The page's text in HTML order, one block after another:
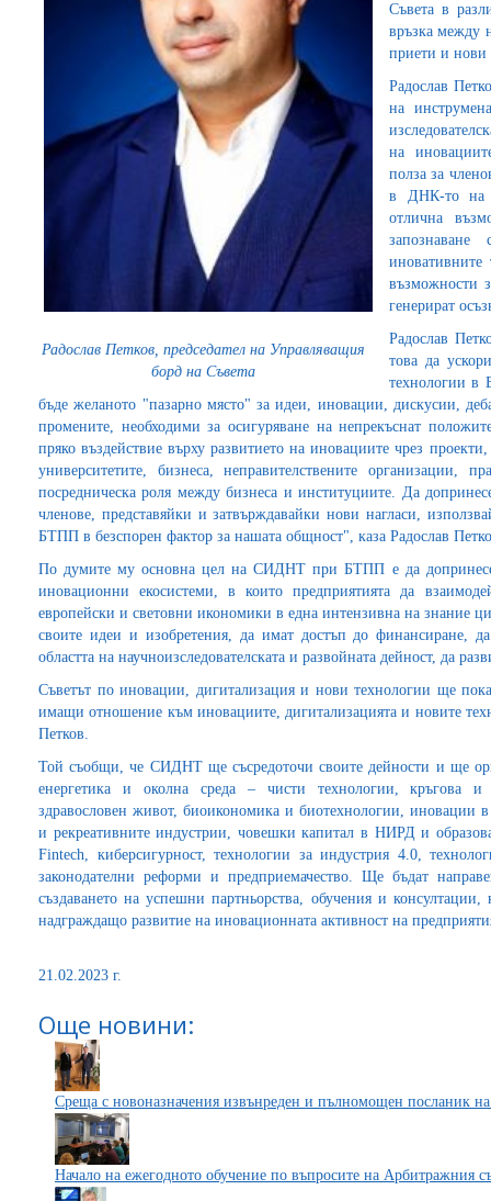
Радослав Петков, председател на Управляващия
борд на Съвета
Съвета в
връзка между
приети и нови
Радослав
на
на
полза за
в ДНК-то на
отлична
възможности
генерират
Радослав
това да
технологии в
бъде желаното "пазарно място" за идеи, иновации, дискусии,
промените, необходими за осигуряване на непрекъснат
пряко въздействие върху развитието на иновациите чрез
университетите, бизнеса, неправителствените организации,
посредническа роля между бизнеса и институциите. Да
членове, представяйки и затвърждавайки нови нагласи,
БТПП в безспорен фактор за нашата общност", каза Радослав
По думите му основна цел на СИДНТ при БТПП е да
иновационни екосистеми, в които предприятията да
европейски и световни икономики в една интензивна на знание
своите идеи и изобретения, да имат достъп до финансиране,
областта на научноизследователската и развойната дейност, да
Съветът по иновации, дигитализация и нови технологии ще
имащи отношение към иновациите, дигитализацията и новите
Петков.
Той съобщи, че СИДНТ ще съсредоточи своите дейности и ще
енергетика и околна среда – чисти технологии, кръгова и
здравословен живот, биоикономика и биотехнологии, иновации
и рекреативните индустрии, човешки капитал в НИРД и
Fintech, киберсигурност, технологии за индустрия 4.0,
законодателни реформи и предприемачество. Ще бъдат
създаването на успешни партньорства, обучения и
надграждащо развитие на иновационната активност на
21.02.2023 г.
Още новини:
Среща с новоназначения извънреден и пълномощен посланик
Начало на ежегодното обучение по въпросите на Арбитражния